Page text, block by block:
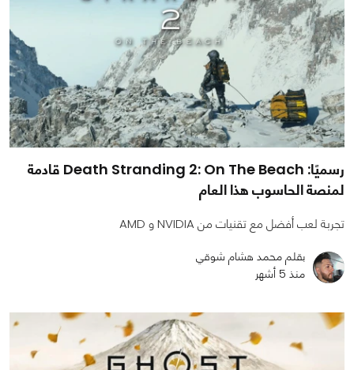
رسميًا: Death Stranding 2: On The Beach قادمة
لمنصة الحاسوب هذا العام
تجربة لعب أفضل مع تقنيات من NVIDIA و AMD
بقلم محمد هشام شوقي
منذ 5 أشهر